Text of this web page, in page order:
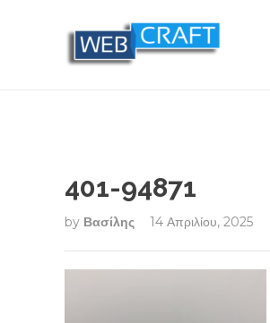
401-94871
by Βασίλης 14 Απριλίου, 2025